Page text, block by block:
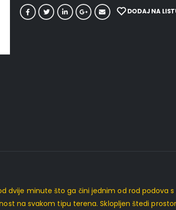
DODAJ NA
dvije minute što ga čini jednim od rod podova
na svakom tipu terena. Sklopljen štedi